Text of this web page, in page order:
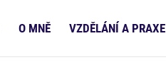
O MNĚ VZDĚLÁNÍ A PRAXE